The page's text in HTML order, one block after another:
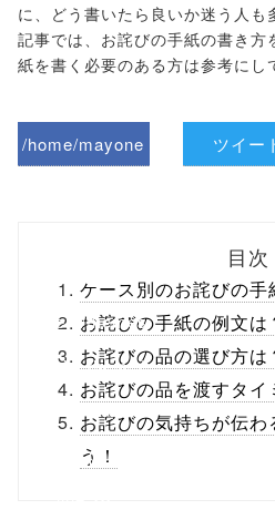
に、どう書いたら良いか迷う人
記事では、お詫びの手紙の書き方
紙を書く必要のある方は参考にし
/home/mayone
content/themes
/tapbiz_theme/
parts/sns-
buttons.php on
ツイー
目次
ケース別のお詫びの手
お詫びの手紙の例文は
お詫びの品の選び方は
お詫びの品を渡すタイ
お詫びの気持ちが伝わ
う！